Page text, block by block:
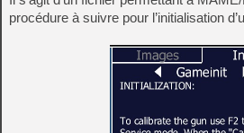
procédure à suivre pour l’initialisation